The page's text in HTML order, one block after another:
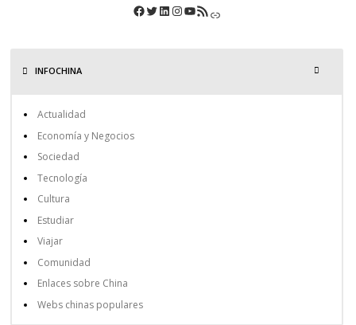
INFOCHINA
Actualidad
Economía y Negocios
Sociedad
Tecnología
Cultura
Estudiar
Viajar
Comunidad
Enlaces sobre China
Webs chinas populares